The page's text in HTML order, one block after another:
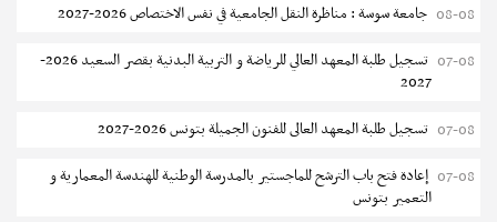
08-08 جامعة سوسة : مناظرة النقل الجامعية في نفس الاختصاص 2026-2027
07-08
تسجيل طلبة المعهد العالي للرياضة و التربية البدنية بقصر السعيد 2026-
2027
07-08 تسجيل طلبة المعهد العالى للفنون الجميلة بتونس 2026-2027
07-08 إعادة فتح باب الترشح للماجستير بالمدرسة الوطنية للهندسة المعمارية و
التعمير بتونس